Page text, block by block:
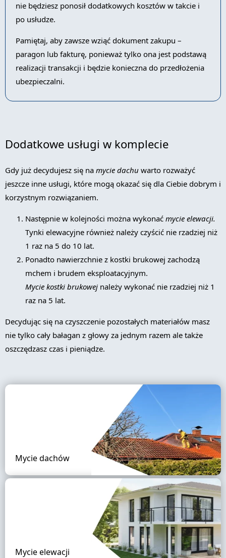
nie będziesz ponosił dodatkowych kosztów w takcie i
po usłudze.
Pamiętaj, aby zawsze wziąć dokument zakupu –
paragon lub fakturę, ponieważ tylko ona jest podstawą
realizacji transakcji i będzie konieczna do przedłożenia
ubezpieczalni.
Dodatkowe usługi w komplecie
Gdy już decydujesz się na mycie dachu warto rozważyć
jeszcze inne usługi, które mogą okazać się dla Ciebie dobrym i
korzystnym rozwiązaniem.
Następnie w kolejności można wykonać mycie elewacji.
Tynki elewacyjne również należy czyścić nie rzadziej niż
1 raz na 5 do 10 lat.
Ponadto nawierzchnie z kostki brukowej zachodzą
mchem i brudem eksploatacyjnym.
Mycie kostki brukowej należy wykonać nie rzadziej niż 1
raz na 5 lat.
Decydując się na czyszczenie pozostałych materiałów masz
nie tylko cały bałagan z głowy za jednym razem ale także
oszczędzasz czas i pieniądze.
Mycie dachów
Mycie elewacji